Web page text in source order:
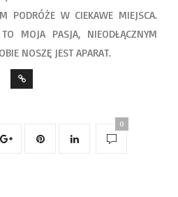
PODRÓŻE W CIEKAWE MIEJSCA.
MOJA PASJA, NIEODŁĄCZNYM
NOSZĘ JEST APARAT.
0